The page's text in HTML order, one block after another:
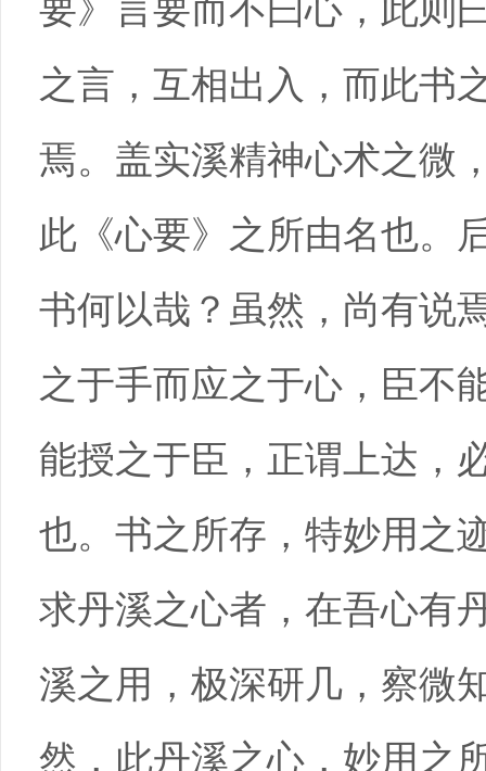
要》言要而不曰心，此则
之言，互相出入，而此书
焉。盖实溪精神心术之微
此《心要》之所由名也。
书何以哉？虽然，尚有说
之于手而应之于心，臣不
能授之于臣，正谓上达，
也。书之所存，特妙用之
求丹溪之心者，在吾心有
溪之用，极深研几，察微
然，此丹溪之心，妙用之